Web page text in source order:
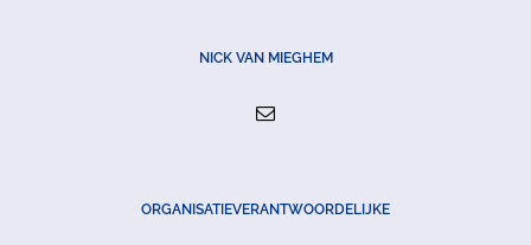
NICK VAN MIEGHEM
ORGANISATIEVERANTWOORDELIJKE